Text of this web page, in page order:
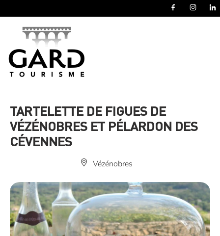
TARTELETTE DE FIGUES DE
VÉZÉNOBRES ET PÉLARDON DES
CÉVENNES
Vézénobres